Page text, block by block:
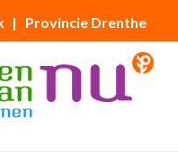
| Provincie Drenthe